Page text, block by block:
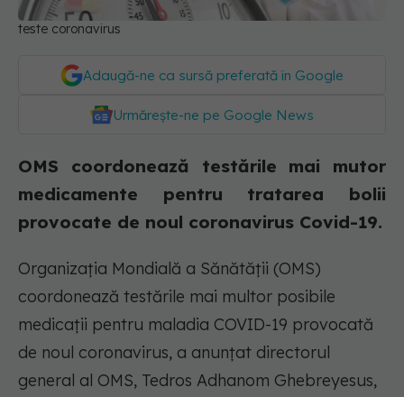
teste coronavirus
Adaugă-ne ca sursă preferată în Google
Urmărește-ne pe Google News
OMS coordonează testările mai mutor
medicamente pentru tratarea bolii
provocate de noul coronavirus Covid-19.
Organizaţia Mondială a Sănătăţii (OMS)
coordonează testările mai multor posibile
medicaţii pentru maladia COVID-19 provocată
de noul coronavirus, a anunţat directorul
general al OMS, Tedros Adhanom Ghebreyesus,